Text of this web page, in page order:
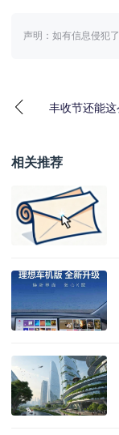
声明：如有信息侵犯
丰收节还能这
相关推荐